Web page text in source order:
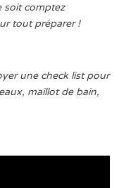
soit comptez
tout préparer !
une check list pour
maillot de bain,